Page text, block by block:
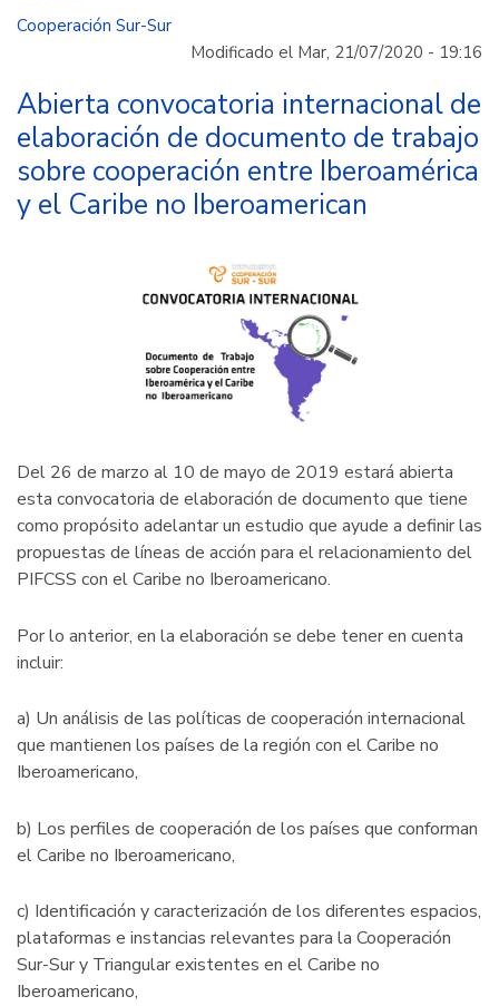
APC-
UNOSSC
organizaron
el
Side
Event
“Diálogos
del
Sur
Global:
Ciencia
Innovación
desarrollo
sostenible
Post
Cooperación Sur-Sur
Modificado el Mar, 21/07/2020 - 19:16
Abierta convocatoria internacional de
elaboración de documento de trabajo
sobre cooperación entre Iberoamérica
y el Caribe no Iberoamerican
Del 26 de marzo al 10 de mayo de 2019 estará abierta
esta convocatoria de elaboración de documento que tiene
como propósito adelantar un estudio que ayude a definir las
propuestas de líneas de acción para el relacionamiento del
PIFCSS con el Caribe no Iberoamericano.
Por lo anterior, en la elaboración se debe tener en cuenta
incluir:
a) Un análisis de las políticas de cooperación internacional
que mantienen los países de la región con el Caribe no
Iberoamericano,
b) Los perfiles de cooperación de los países que conforman
el Caribe no Iberoamericano,
c) Identificación y caracterización de los diferentes espacios,
plataformas e instancias relevantes para la Cooperación
Sur-Sur y Triangular existentes en el Caribe no
Iberoamericano,